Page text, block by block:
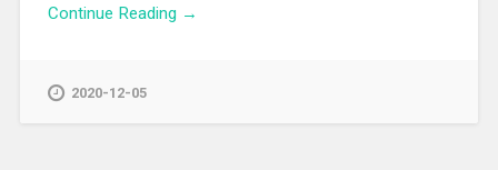
Continue Reading →
2020-12-05